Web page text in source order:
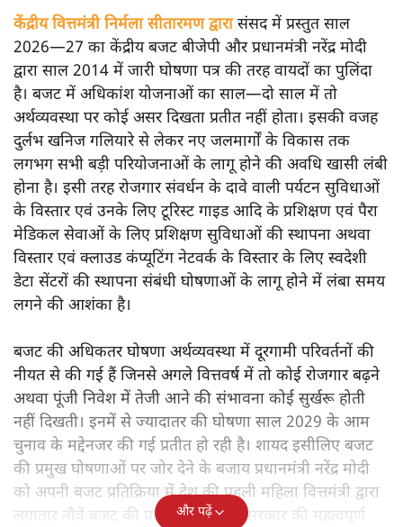
केंद्रीय वित्तमंत्री निर्मला सीतारमण द्वारासंसद में प्रस्तुत साल
2026—27 का केंद्रीय बजट बीजेपी और प्रधानमंत्री नरेंद्र मोदी
द्वारा साल 2014 में जारी घोषणा पत्र की तरह वायदों का पुलिंदा
है। बजट में अधिकांश योजनाओं का साल—दो साल में तो
अर्थव्यवस्था पर कोई असर दिखता प्रतीत नहीं होता। इसकी वजह
दुर्लभ खनिज गलियारे से लेकर नए जलमार्गों के विकास तक
लगभग सभी बड़ी परियोजनाओं के लागू होने की अवधि खासी लंबी
होना है। इसी तरह रोजगार संवर्धन के दावे वाली पर्यटन सुविधाओं
के विस्तार एवं उनके लिए टूरिस्ट गाइड आदि के प्रशिक्षण एवं पैरा
मेडिकल सेवाओं के लिए प्रशिक्षण सुविधाओं की स्थापना अथवा
विस्तार एवं क्लाउड कंप्यूटिंग नेटवर्क के विस्तार के लिए स्वदेशी
डेटा सेंटरों की स्थापना संबंधी घोषणाओं के लागू होने में लंबा समय
लगने की आशंका है।
बजट की अधिकतर घोषणा अर्थव्यवस्था में दूरगामी परिवर्तनों की
नीयत से की गई हैं जिनसे अगले वित्तवर्ष में तो कोई रोजगार बढ़ने
अथवा पूंजी निवेश में तेजी आने की संभावना कोई सुर्खरू होती
नहीं दिखती। इनमें से ज्यादातर की घोषणा साल 2029 के आम
चुनाव के मद्देनजर की गई प्रतीत हो रही है। शायद इसीलिए बजट
की प्रमुख घोषणाओं पर जोर देने के बजाय प्रधानमंत्री नरेंद्र मोदी
को अपनी बजट प्रतिक्रिया में देश की पहली महिला वित्तमंत्री द्वारा
लगातार नौवें बजट की प्रस्तुति को अपनी सरकार की महत्वपूर्ण
और पढ़ें